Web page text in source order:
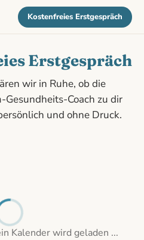
Kostenfreies Erstgespräch
Erstgespräch
wir in Ruhe, ob die
Coach zu dir
und ohne Druck.
Kalender wird geladen ...